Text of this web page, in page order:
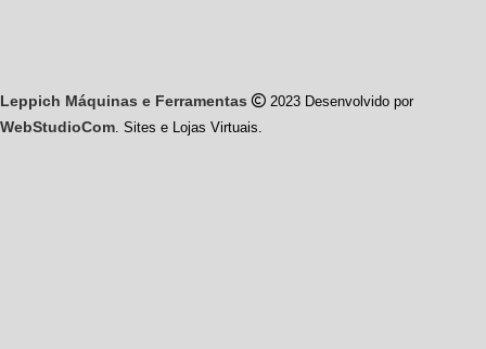
Leppich Máquinas e Ferramentas 2023 Desenvolvido por
WebStudioCom . Sites e Lojas Virtuais.